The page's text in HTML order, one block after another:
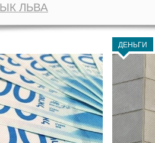
ЛЬВА
ДЕНЬГИ